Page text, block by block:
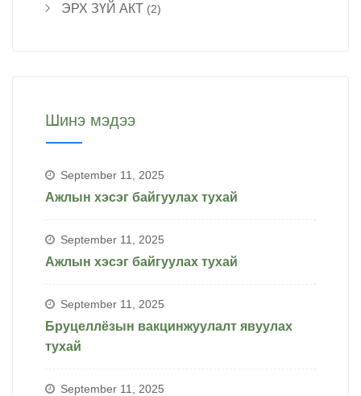
ЭРХ ЗҮЙ АКТ (2)
Шинэ мэдээ
September 11, 2025
Ажлын хэсэг байгуулах тухай
September 11, 2025
Ажлын хэсэг байгуулах тухай
September 11, 2025
Бруцеллёзын вакцинжуулалт явуулах
тухай
September 11, 2025